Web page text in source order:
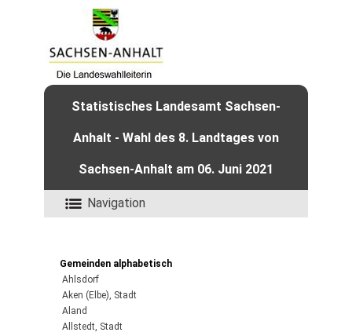
Statistisches Landesamt Sachsen-
Anhalt - Wahl des 8. Landtages von
Sachsen-Anhalt am 06. Juni 2021
Navigation
Gemeinden alphabetisch
Ahlsdorf
Aken (Elbe), Stadt
Aland
Allstedt, Stadt